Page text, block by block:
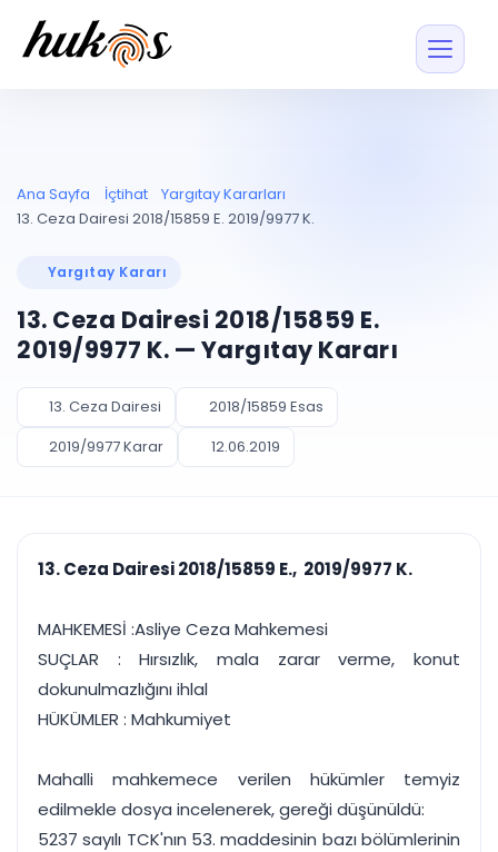
Entegrasyonu
UYAP ile otomatik
UYAP Evrak
Entegrasyonu
UETS Entegrasyonu
Tebligatları anında
Müvekkil ve taraf
Vekalet
PLANLAMA & TAKİP
Pano ve Takip
Duruşma ve görev
takvimi
Bildirim
Süreleri asla kaçırmayın
takibi
Tek panelde uçtan uca yönetim
UYAP & UETS entegrasyonundan finansa, hepsi bir arada.
Blog
Ücretsiz Başlayın Giriş Yap
Ana Sayfa İçtihat
Yargıtay Kararları
13. Ceza Dairesi 2018/15859 E. 2019/9977 K.
Yargıtay Kararı
13. Ceza Dairesi 2018/15859 E.
2019/9977 K. — Yargıtay Kararı
13. Ceza Dairesi
2018/15859 Esas
2019/9977 Karar
12.06.2019
13. Ceza Dairesi 2018/15859 E., 2019/9977 K.
MAHKEMESİ :Asliye Ceza Mahkemesi
SUÇLAR : Hırsızlık, mala zarar verme, konut
dokunulmazlığını ihlal
HÜKÜMLER : Mahkumiyet
Mahalli mahkemece verilen hükümler temyiz
edilmekle dosya incelenerek, gereği düşünüldü:
5237 sayılı TCK'nın 53. maddesinin bazı bölümlerinin